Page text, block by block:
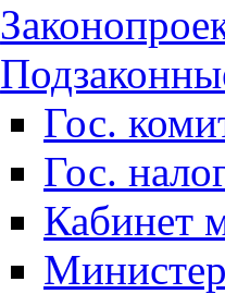
Гос.
Гос.
Кабинет